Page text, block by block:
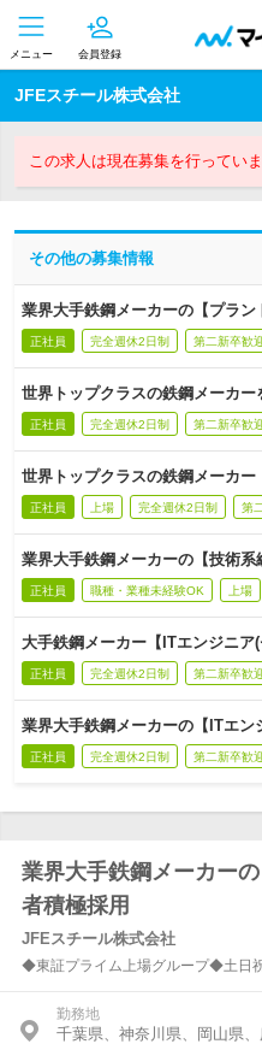
メニュー 会員登録
JFEスチール株式会社
この求人は現在募集を行っていま
その他の募集情報
業界大手鉄鋼メーカーの【プラ
正社員 完全週休2日制 第二新卒歓
世界トップクラスの鉄鋼メーカー
正社員 完全週休2日制 第二新卒歓
世界トップクラスの鉄鋼メーカー
正社員 上場 完全週休2日制 第
業界大手鉄鋼メーカーの【技術系
正社員 職種・業種未経験OK 上場
大手鉄鋼メーカー【ITエンジニア
正社員 完全週休2日制 第二新卒歓
業界大手鉄鋼メーカーの【ITエン
正社員 完全週休2日制 第二新卒歓
業界大手鉄鋼メーカー
者積極採用
JFEスチール株式会社
◆東証プライム上場グループ◆土日
勤務地
千葉県、神奈川県、岡山県